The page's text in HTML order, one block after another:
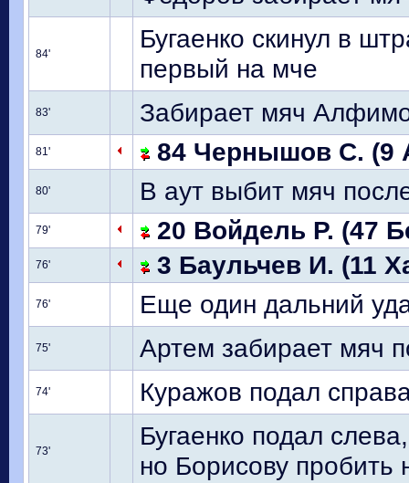
84'
Бугаенко скинул в
первый на мче
83' Забирает мяч
81' 84 Чернышов С. (9
80' В аут выбит мяч
79' 20 Войдель Р. (47
76' 3 Баульчев И. (11
76' Еще один дальний
75' Артем забирает мяч
74' Куражов подал
73'
Бугаенко подал
но Борисову пробить